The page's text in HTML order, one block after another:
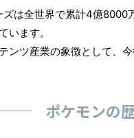
は全世界で累計4億8000
います。
ンツ産業の象徴として、
ポケモンの